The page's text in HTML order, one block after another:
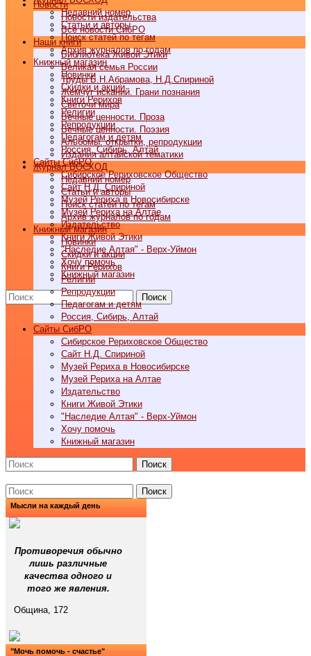
Недавний номер
Статьи и авторы
Поиск статей по тегам
Архив журналов по годам
Книжный магазин
Новинки
Скидки и акции
Книги Рерихов
Религии
Репродукции
Педагогам и детям
Россия, Сибирь, Алтай
Cайты СибРО
Сибирское Рериховское Общество
Сайт Н.Д. Спириной
Музей Рериха в Новосибирске
Музей Рериха на Алтае
Издательство
Книги Живой Этики
"Наследие Алтая" - Верх-Уймон
Хочу помочь
Книжный магазин
Поиск
Новости
Новости издательства
Все новости СибРО
Наши книги
Библиотека Живой Этики
Великая семья России
Труды Б.Н.Абрамова, Н.Д.Спириной
Жемчуг исканий. Грани познания
Светочи мира
Вечные ценности. Проза
Вечные ценности. Поэзия
Альбомы, открытки, репродукции
Издания алтайской тематики
Журнал ВОСХОД
Недавний номер
Статьи и авторы
Поиск статей по тегам
Архив журналов по годам
Книжный магазин
Новинки
Скидки и акции
Книги Рерихов
Религии
Репродукции
Педагогам и детям
Россия, Сибирь, Алтай
Cайты СибРО
Сибирское Рериховское Общество
Сайт Н.Д. Спириной
Музей Рериха в Новосибирске
Музей Рериха на Алтае
Издательство
Книги Живой Этики
"Наследие Алтая" - Верх-Уймон
Хочу помочь
Книжный магазин
Поиск
Поиск
Мысли на каждый день
Противоречия обычно
лишь различные
качества одного и
того же явления.
Община, 172
"Мочь помочь - счастье"